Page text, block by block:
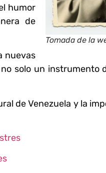
Tomada de la
humor
de
nuevas
solo un instrumento
de Venezuela y la